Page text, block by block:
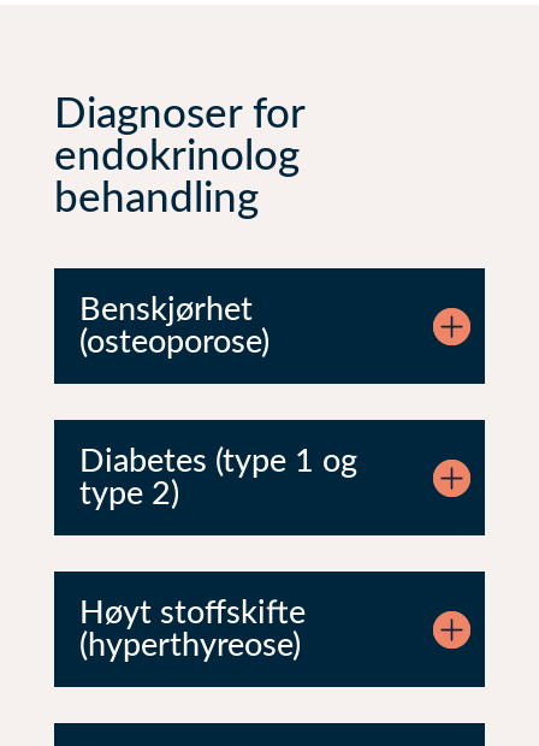
Diagnoser for
endokrinolog
behandling
Benskjørhet
(osteoporose)
Diabetes (type 1 og
type 2)
Høyt stoffskifte
(hyperthyreose)